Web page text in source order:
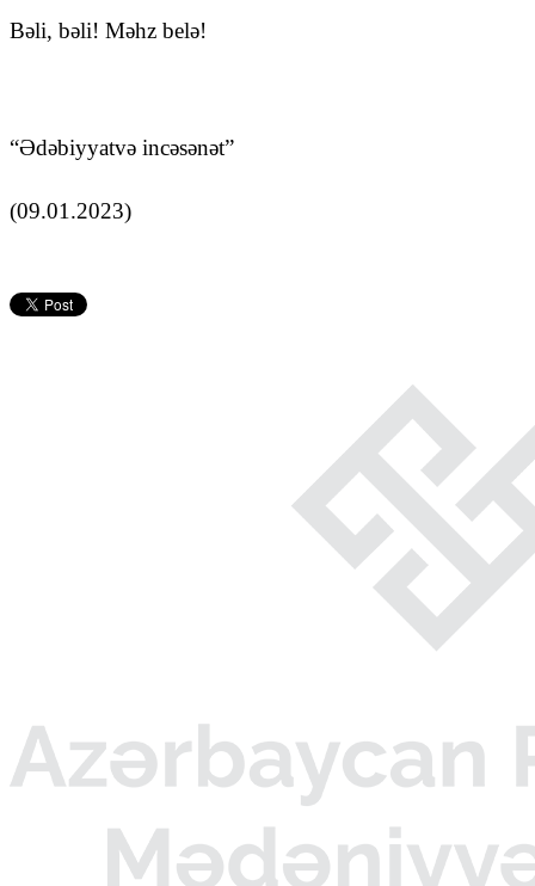
Bəli, bəli! Məhz belə!
“Ədəbiyyatvə incəsənət”
(09.01.2023)